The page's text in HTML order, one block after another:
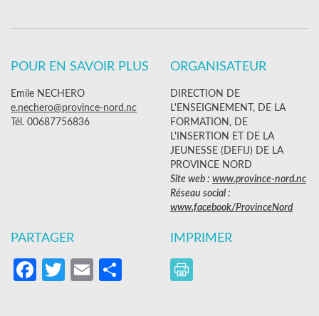
POUR EN SAVOIR PLUS
Emile NECHERO
e.nechero@province-nord.nc
Tél. 00687756836
ORGANISATEUR
DIRECTION DE
L'ENSEIGNEMENT, DE LA
FORMATION, DE
L'INSERTION ET DE LA
JEUNESSE (DEFIJ) DE LA
PROVINCE NORD
Site web : www.province-nord.nc
Réseau social :
www.facebook/ProvinceNord
PARTAGER
Facebook
Twitter
EmailPartager
IMPRIMER